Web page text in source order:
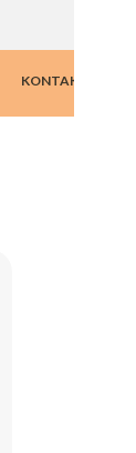
KONTAKT I